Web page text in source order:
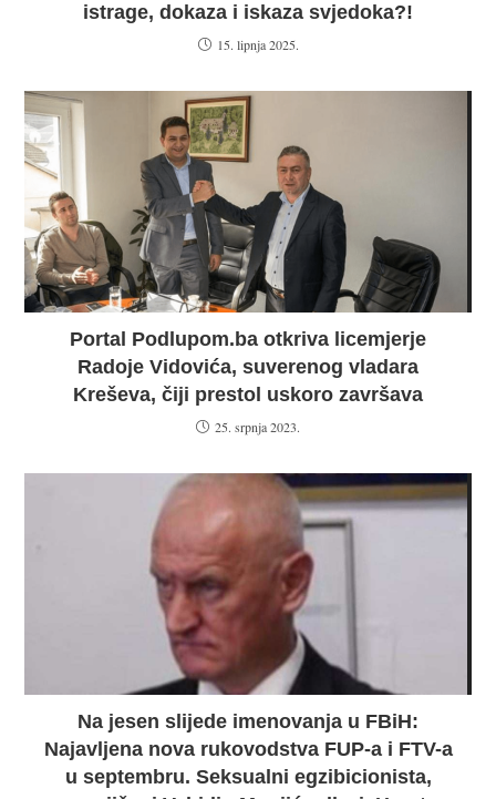
istrage, dokaza i iskaza svjedoka?!
15. lipnja 2025.
Portal Podlupom.ba otkriva licemjerje
Radoje Vidovića, suverenog vladara
Kreševa, čiji prestol uskoro završava
25. srpnja 2023.
Na jesen slijede imenovanja u FBiH:
Najavljena nova rukovodstva FUP-a i FTV-a
u septembru. Seksualni egzibicionista,